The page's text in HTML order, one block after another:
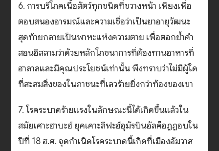
6. การบริโภคเนื้อสัตว์ทุกชนิดที่ขวางหน้า เพียงเพื่อ
ตอบสนองอารมณ์และความเชื่อว่าเป็นยาอายุวัฒนะ
สุดท้ายกลายเป็นพาหะแห่งความตาย เพื่อตอกย้ำคำ
สอนอิสลามว่าด้วยหลักโภชนาการที่ต้องทานอาหารที่
ฮาลาลและมีคุณประโยชน์เท่านั้น พึงทราบว่าไม่มีผู้ใด
ที่สะสมสิ่งของในภาชนะที่เลวร้ายยิ่งกว่าท้องของเขา
7. โรคระบาดร้ายแรงในลักษณะนี้ได้เกิดขึ้นแล้วใน
สมัยเศาะฮาบะฮ์ ยุคเคาะลีฟะฮ์อุมัรบินอัลค็อฏฏอบใน
ปีที่ 18 ฮ.ศ. จุดกำเนิดโรคระบาดนี้เกิดที่เมืองอัมวาส